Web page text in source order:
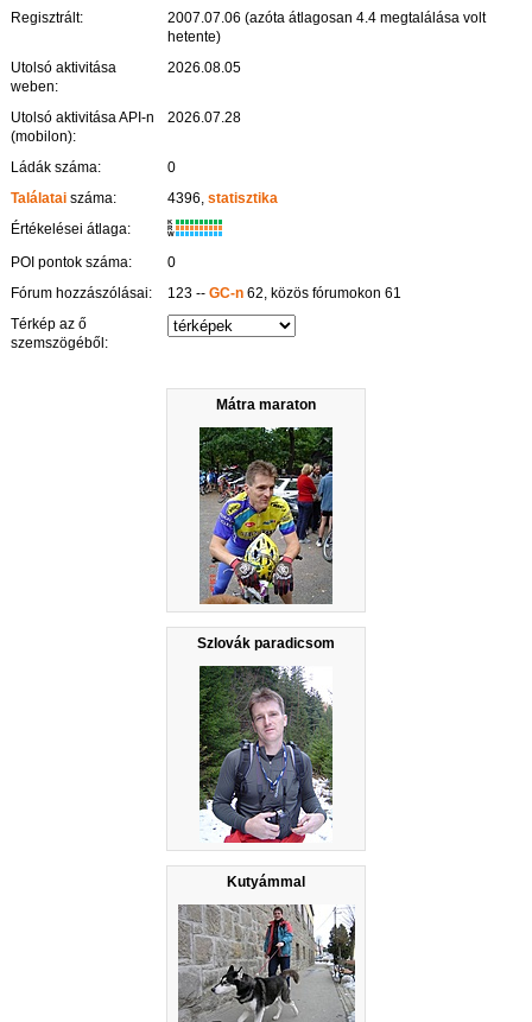
Mátra maraton
Szlovák paradicsom
Kutyámmal
Regisztrált:
2007.07.06 (azóta átlagosan 4.4 megtalálása volt
hetente)
Utolsó aktivitása
weben:
2026.08.05
Utolsó aktivitása API-n
(mobilon):
2026.07.28
Ládák száma:
0
Találatai száma: 4396,statisztika
Értékelései átlaga:
K
R
W
POI pontok száma:
0
Fórum hozzászólásai:
123 --GC-n 62, közös fórumokon 61
Térkép az ő
szemszögéből: